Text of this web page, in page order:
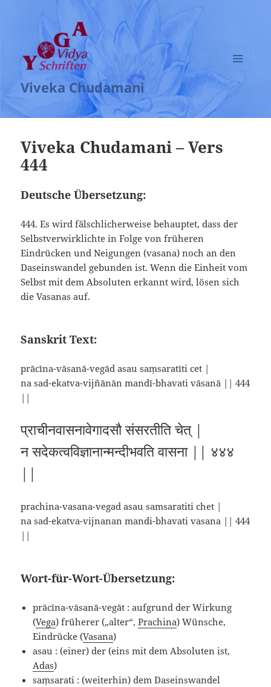
Viveka Chudamani
UND
WIDGETS
Viveka Chudamani – Vers
444
Deutsche Übersetzung:
444. Es wird fälschlicherweise behauptet, dass der
Selbstverwirklichte in Folge von früheren
Eindrücken und Neigungen (vasana) noch an den
Daseinswandel gebunden ist. Wenn die Einheit vom
Selbst mit dem Absoluten erkannt wird, lösen sich
die Vasanas auf.
Sanskrit Text:
prācīna-vāsanā-vegād asau saṃsaratīti cet |
na sad-ekatva-vijñānān mandī-bhavati vāsanā || 444
||
प्राचीनवासनावेगादसौ संसरतीति चेत् |
न सदेकत्वविज्ञानान्मन्दीभवति वासना || ४४४
||
prachina-vasana-vegad asau samsaratiti chet |
na sad-ekatva-vijnanan mandi-bhavati vasana || 444
||
Wort-für-Wort-Übersetzung:
prācīna-vāsanā-vegāt : aufgrund der Wirkung
(Vega) früherer („alter“,Prachina) Wünsche,
Eindrücke (Vasana)
asau : (einer) der (eins mit dem Absoluten ist,
Adas)
saṃsarati : (weiterhin) dem Daseinswandel